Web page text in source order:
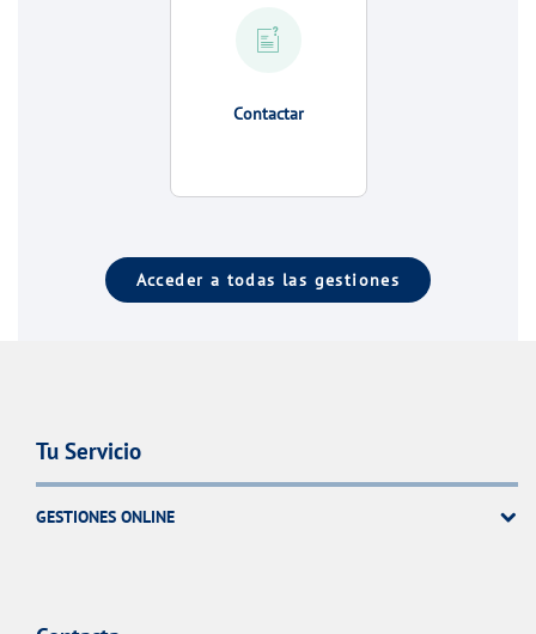
Contactar
Acceder a todas las gestiones
Tu Servicio
GESTIONES ONLINE